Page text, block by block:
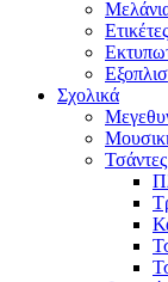
Ετικέτες
Σχολικά
Τσάντες